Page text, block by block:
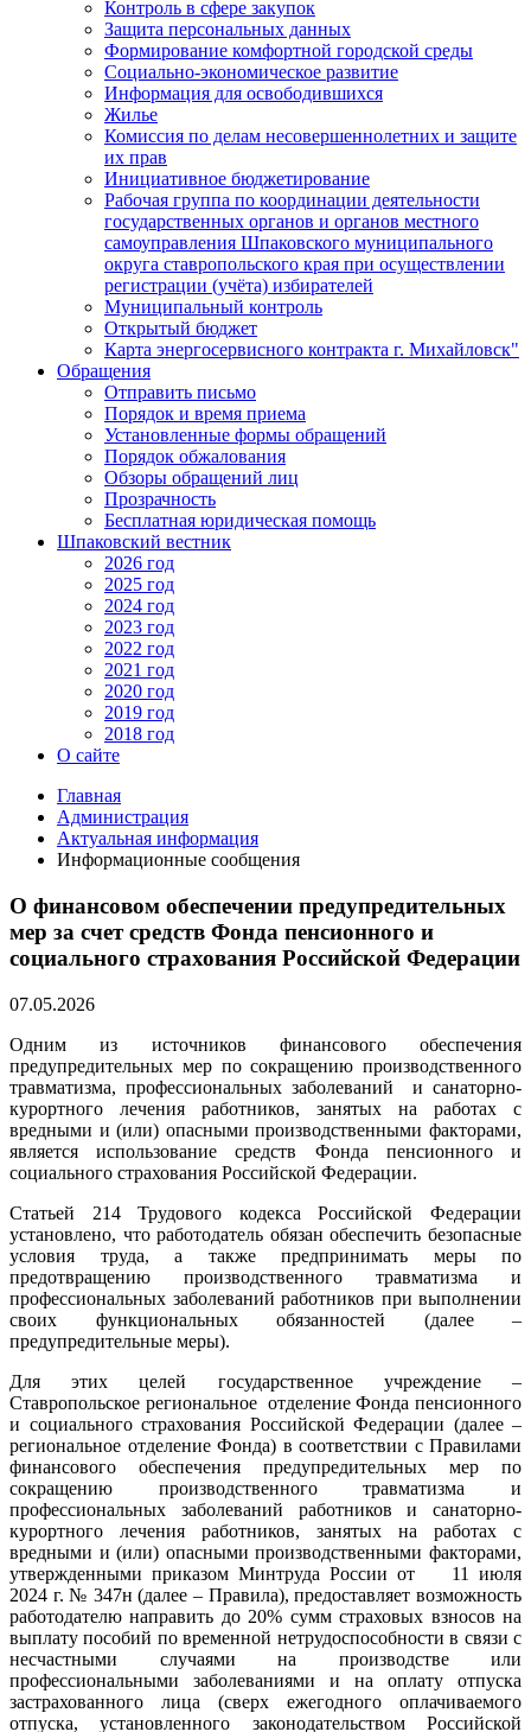
Контроль в сфере закупок
Защита персональных данных
Формирование комфортной городской среды
Социально-экономическое развитие
Информация для освободившихся
Жилье
Комиссия по делам несовершеннолетних и защите
их прав
Инициативное бюджетирование
Рабочая группа по координации деятельности
государственных органов и органов местного
самоуправления Шпаковского муниципального
округа ставропольского края при осуществлении
регистрации (учёта) избирателей
Муниципальный контроль
Открытый бюджет
Карта энергосервисного контракта г. Михайловск"
Обращения
Отправить письмо
Порядок и время приема
Установленные формы обращений
Порядок обжалования
Обзоры обращений лиц
Прозрачность
Бесплатная юридическая помощь
Шпаковский вестник
2026 год
2025 год
2024 год
2023 год
2022 год
2021 год
2020 год
2019 год
2018 год
О сайте
Главная
Администрация
Актуальная информация
Информационные сообщения
О финансовом обеспечении предупредительных
мер за счет средств Фонда пенсионного и
социального страхования Российской Федерации
07.05.2026
Одним из источников финансового обеспечения
предупредительных мер по сокращению производственного
травматизма, профессиональных заболеваний и санаторно-
курортного лечения работников, занятых на работах с
вредными и (или) опасными производственными факторами,
является использование средств Фонда пенсионного и
социального страхования Российской Федерации.
Статьей 214 Трудового кодекса Российской Федерации
установлено, что работодатель обязан обеспечить безопасные
условия труда, а также предпринимать меры по
предотвращению производственного травматизма и
профессиональных заболеваний работников при выполнении
своих функциональных обязанностей (далее –
предупредительные меры).
Для этих целей государственное учреждение –
Ставропольское региональное отделение Фонда пенсионного
и социального страхования Российской Федерации (далее –
региональное отделение Фонда) в соответствии с Правилами
финансового обеспечения предупредительных мер по
сокращению производственного травматизма и
профессиональных заболеваний работников и санаторно-
курортного лечения работников, занятых на работах с
вредными и (или) опасными производственными факторами,
утвержденными приказом Минтруда России от 11 июля
2024 г. № 347н (далее – Правила), предоставляет возможность
работодателю направить до 20% сумм страховых взносов на
выплату пособий по временной нетрудоспособности в связи с
несчастными случаями на производстве или
профессиональными заболеваниями и на оплату отпуска
застрахованного лица (сверх ежегодного оплачиваемого
отпуска, установленного законодательством Российской